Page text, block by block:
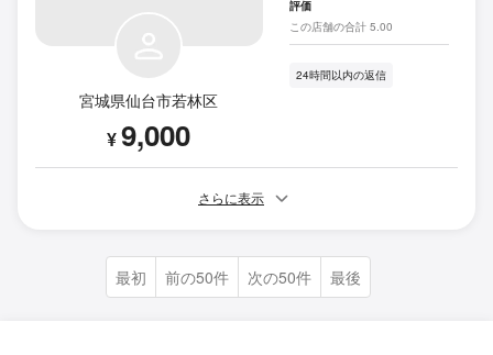
宮城県仙台市若林区
¥9,000
評価
この店舗の合計 5.00
24時間以内の返信
さらに表示
最初 前の50件 次の50件 最後